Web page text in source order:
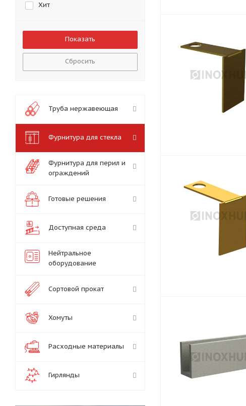
Хит
Сбросить
Труба нержавеющая
Фурнитура для стекла
Фурнитура для перил и
ограждений
Готовые решения
Доступная среда
Нейтральное
оборудование
Сортовой прокат
Хомуты
Расходные материалы
Гирлянды